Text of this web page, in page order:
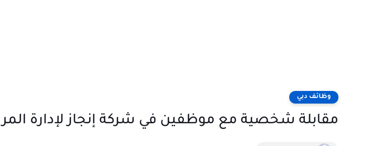
وظائف دبي
مقابلة شخصية مع موظفين في شركة إنجاز لإدارة